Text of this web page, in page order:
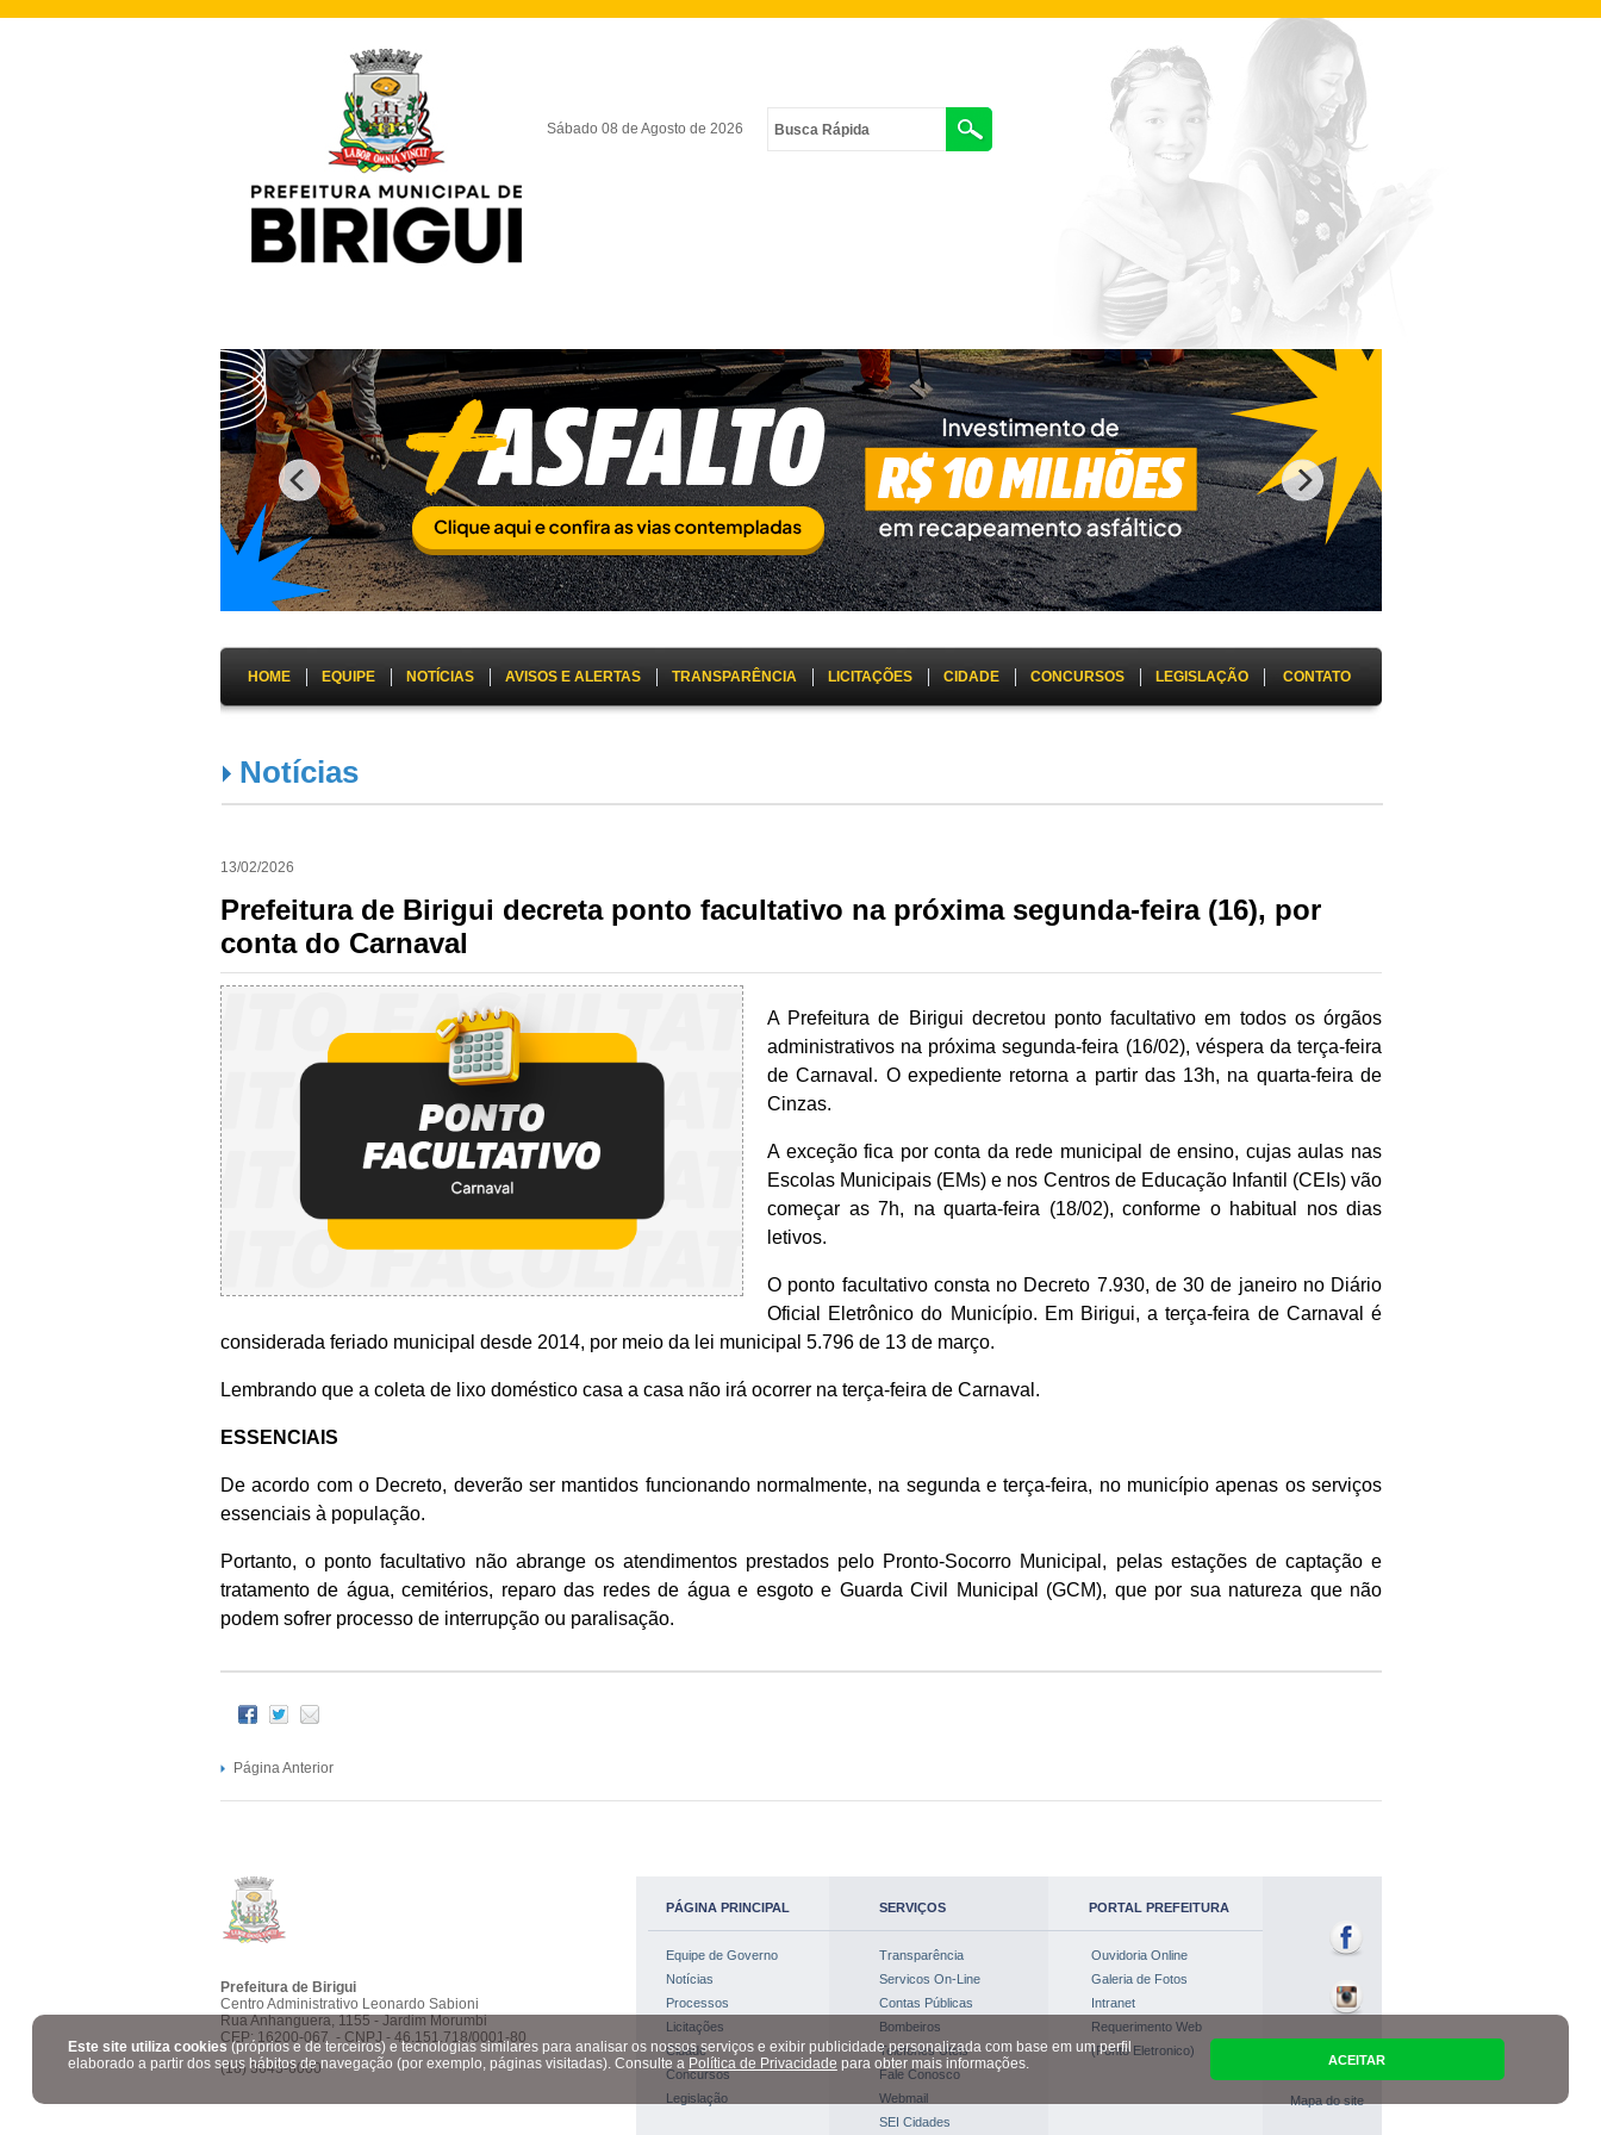
Sábado 08 de Agosto de 2026
HOME EQUIPE NOTÍCIAS AVISOS E ALERTAS TRANSPARÊNCIA LICITAÇÕES CIDADE CONCURSOS LEGISLAÇÃO CONTATO
Notícias
13/02/2026
Prefeitura de Birigui decreta ponto facultativo na próxima segunda-feira (16), por
conta do Carnaval
A Prefeitura de Birigui decretou ponto facultativo em todos os órgãos
administrativos na próxima segunda-feira (16/02), véspera da terça-feira
de Carnaval. O expediente retorna a partir das 13h, na quarta-feira de
Cinzas.
A exceção fica por conta da rede municipal de ensino, cujas aulas nas
Escolas Municipais (EMs) e nos Centros de Educação Infantil (CEIs) vão
começar as 7h, na quarta-feira (18/02), conforme o habitual nos dias
letivos.
O ponto facultativo consta no Decreto 7.930, de 30 de janeiro no Diário
Oficial Eletrônico do Município. Em Birigui, a terça-feira de Carnaval é
considerada feriado municipal desde 2014, por meio da lei municipal 5.796 de 13 de março.
Lembrando que a coleta de lixo doméstico casa a casa não irá ocorrer na terça-feira de Carnaval.
ESSENCIAIS
De acordo com o Decreto, deverão ser mantidos funcionando normalmente, na segunda e terça-feira, no município apenas os serviços
essenciais à população.
Portanto, o ponto facultativo não abrange os atendimentos prestados pelo Pronto-Socorro Municipal, pelas estações de captação e
tratamento de água, cemitérios, reparo das redes de água e esgoto e Guarda Civil Municipal (GCM), que por sua natureza que não
podem sofrer processo de interrupção ou paralisação.
Página Anterior
Este site utiliza cookies(próprios e de terceiros) e tecnologias similares para analisar os nossos serviços e exibir publicidade personalizada com base em um perfil
elaborado a partir dos seus hábitos de navegação (por exemplo, páginas visitadas). Consulte a Política de Privacidade para obter mais informações. ACEITAR
Prefeitura de Birigui
Centro Administrativo Leonardo Sabioni
Rua Anhanguera, 1155 - Jardim Morumbi
CEP: 16200-067 - CNPJ - 46.151.718/0001-80
(18) 3643-6000
PÁGINA PRINCIPAL SERVIÇOS PORTAL PREFEITURA
Equipe de Governo
Notícias
Processos
Licitações
Cidade
Concursos
Legislação
Transparência
Servicos On-Line
Contas Públicas
Bombeiros
Telefones Úteis
Fale Conosco
Webmail
SEI Cidades
Ouvidoria Online
Galeria de Fotos
Intranet
Requerimento Web
(Ponto Eletronico)
Mapa do site